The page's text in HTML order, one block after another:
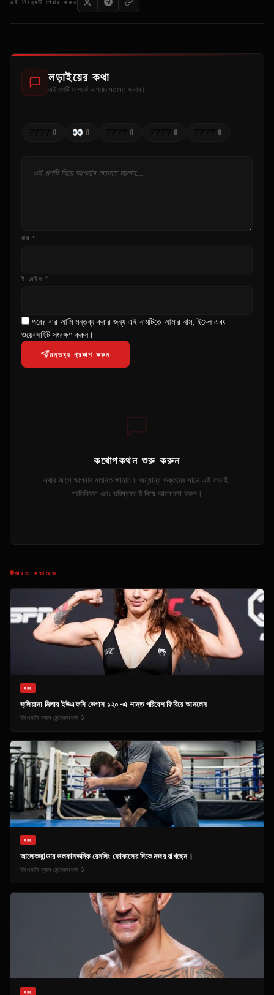
লড়াইয়ের কথা
এই গল্পটি সম্পর্কে আপনার মতামত জানান।
0 0 0 0 0
নাম *
ই-মেইল *
পরের বার আমি মন্তব্য করার জন্য এই নামটিতে আমার নাম, ইমেল এবং
ওয়েবসাইট সংরক্ষণ করুন।
মন্তব্য প্রকাশ করুন
কথোপকথন শুরু করুন
সবার আগে আপনার মতামত জানান। অন্যান্য ভক্তদের সাথে এই লড়াই,
প্রতিক্রিয়া এবং ভবিষ্যদ্বাণী নিয়ে আলোচনা করুন।
আরও কভারেজ
খবর
জুলিয়ানা মিলার ইউএফসি ভেগাস ১২০-এ শান্ত পরিবেশ ফিরিয়ে আনলেন
ইউএফসি ফ্যান সেন্টারআগস্ট 6
খবর
আলেকজান্ডার ভলকানভস্কি রেসলিং ফোকাসের দিকে নজর রাখছেন।
ইউএফসি ফ্যান সেন্টারআগস্ট 6
খবর